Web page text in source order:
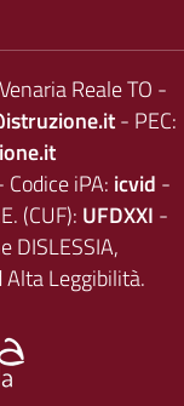
Reale TO -
- PEC:
Codice iPA: icvid -
(CUF): UFDXXI -
DISLESSIA,
Leggibilità.